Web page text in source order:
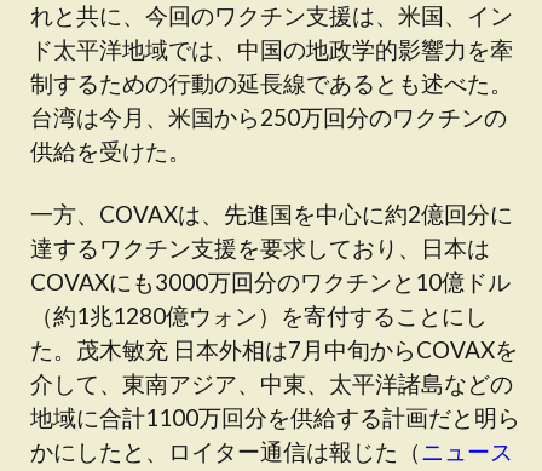
れと共に、今回のワクチン支援は、米国、イン
ド太平洋地域では、中国の地政学的影響力を牽
制するための行動の延長線であるとも述べた。
台湾は今月、米国から250万回分のワクチンの
供給を受けた。
一方、COVAXは、先進国を中心に約2億回分に
達するワクチン支援を要求しており、日本は
COVAXにも3000万回分のワクチンと10億ドル
（約1兆1280億ウォン）を寄付することにし
た。茂木敏充 日本外相は7月中旬からCOVAXを
介して、東南アジア、中東、太平洋諸島などの
地域に合計1100万回分を供給する計画だと明ら
かにしたと、ロイター通信は報じた（ニュース